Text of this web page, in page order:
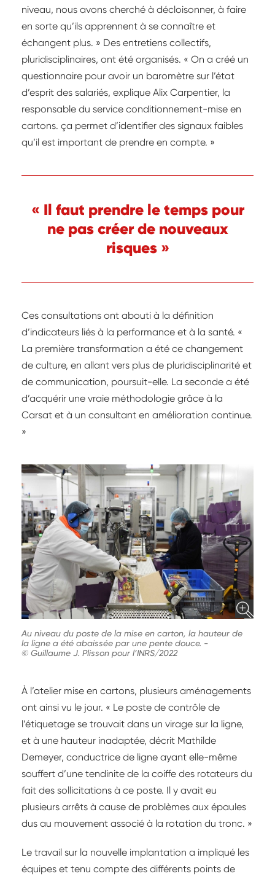
niveau, nous avons cherché à décloisonner, à faire
en sorte qu’ils apprennent à se connaître et
échangent plus. » Des entretiens collectifs,
pluridisciplinaires, ont été organisés. « On a créé un
questionnaire pour avoir un baromètre sur l’état
d’esprit des salariés, explique Alix Carpentier, la
responsable du service conditionnement-mise en
cartons. ça permet d’identifier des signaux faibles
qu’il est important de prendre en compte. »
« Il faut prendre le temps pour
ne pas créer de nouveaux
risques »
Ces consultations ont abouti à la définition
d’indicateurs liés à la performance et à la santé. «
La première transformation a été ce changement
de culture, en allant vers plus de pluridisciplinarité et
de communication, poursuit-elle. La seconde a été
d’acquérir une vraie méthodologie grâce à la
Carsat et à un consultant en amélioration continue.
»
Au niveau du poste de la mise en carton, la hauteur de
la ligne a été abaissée par une pente douce. -
© Guillaume J. Plisson pour l’INRS/2022
À l’atelier mise en cartons, plusieurs aménagements
ont ainsi vu le jour. « Le poste de contrôle de
l’étiquetage se trouvait dans un virage sur la ligne,
et à une hauteur inadaptée, décrit Mathilde
Demeyer, conductrice de ligne ayant elle-même
souffert d’une tendinite de la coiffe des rotateurs du
fait des sollicitations à ce poste. Il y avait eu
plusieurs arrêts à cause de problèmes aux épaules
dus au mouvement associé à la rotation du tronc. »
Le travail sur la nouvelle implantation a impliqué les
équipes et tenu compte des différents points de